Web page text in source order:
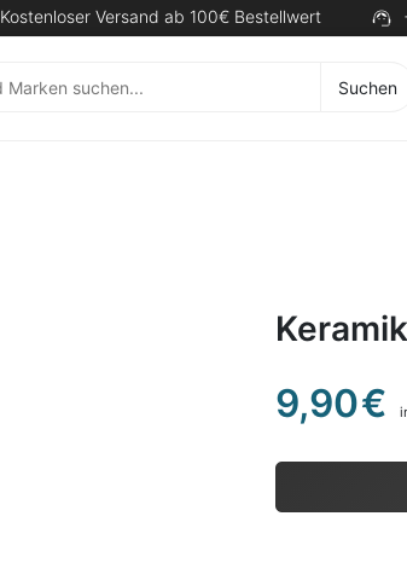
Kostenloser Versand ab 100€ Bestellwert
Suchen
9,90€